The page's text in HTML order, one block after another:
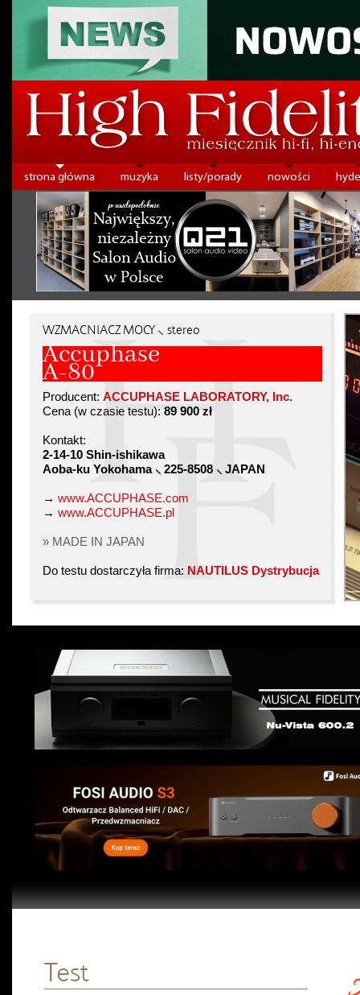
strona główna muzyka listy/porady nowości
WZMACNIACZ MOCY ⸜ stereo
Accuphase
A-80
Producent: ACCUPHASE LABORATORY, Inc.
Cena (w czasie testu): 89 900 zł
Kontakt:
2-14-10 Shin-ishikawa
Aoba-ku Yokohama ⸜ 225-8508 ⸜ JAPAN
→ www.ACCUPHASE.com
→ www.ACCUPHASE.pl
» MADE IN JAPAN
Do testu dostarczyła firma: NAUTILUS Dystrybucja
Test